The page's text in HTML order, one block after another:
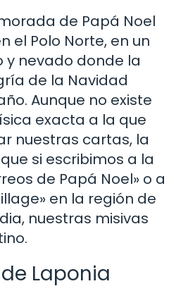
de Papá Noel
el Polo Norte, en un
y nevado donde la
de la Navidad
Aunque no existe
exacta a la que
nuestras cartas, la
si escribimos a la
de Papá Noel» o a
en la región de
nuestras misivas
Laponia